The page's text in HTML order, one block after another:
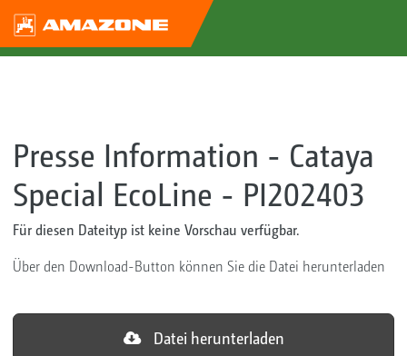
Presse Information - Cataya
Special EcoLine - PI202403
Für diesen Dateityp ist keine Vorschau verfügbar.
Über den Download-Button können Sie die Datei herunterladen
Datei herunterladen